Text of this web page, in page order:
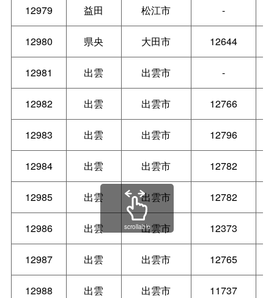
12979 益田 松江市 -
12980 県央 大田市 12644
12981 出雲 出雲市 -
12982 出雲 出雲市 12766
12983 出雲 出雲市 12796
12984 出雲 出雲市 12782
12985 出雲 出雲市 12782
12986 出雲 出雲市 12373
12987 出雲 出雲市 12765
12988 出雲 出雲市 11737
scrollable